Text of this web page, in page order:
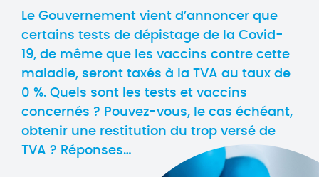
Le Gouvernement vient d’annoncer que
certains tests de dépistage de la Covid-
19, de même que les vaccins contre cette
maladie, seront taxés à la TVA au taux de
0 %. Quels sont les tests et vaccins
concernés ? Pouvez-vous, le cas échéant,
obtenir une restitution du trop versé de
TVA ? Réponses…